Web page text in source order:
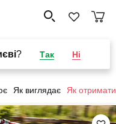
? Так Ні
Як виглядає Як отримати